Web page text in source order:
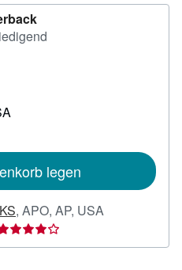
legen
, APO, AP, USA